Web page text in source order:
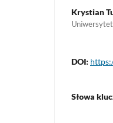
Krystian
DOI:
Słowa